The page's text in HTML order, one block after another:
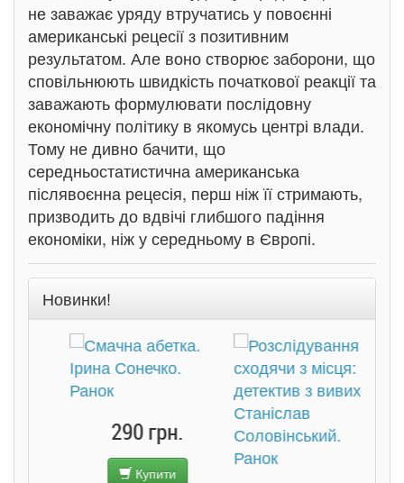
не заважає уряду втручатись у повоєнні
американські рецесії з позитивним
результатом. Але воно створює заборони, що
сповільнюють швидкість початкової реакції та
заважають формулювати послідовну
економічну політику в якомусь центрі влади.
Тому не дивно бачити, що
середньостатистична американська
післявоєнна рецесія, перш ніж її стримають,
призводить до вдвічі глибшого падіння
економіки, ніж у середньому в Європі.
Новинки!
290 грн.
Купити